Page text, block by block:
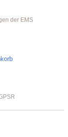
der EMS